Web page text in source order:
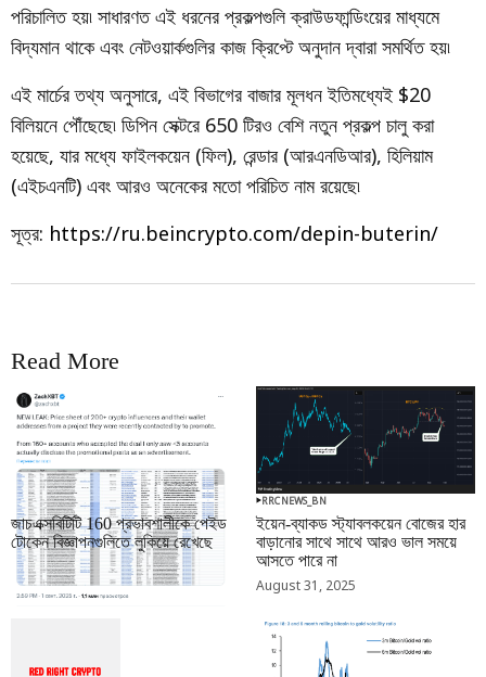
পরিচালিত হয়৷ সাধারণত এই ধরনের প্রকল্পগুলি ক্রাউডফান্ডিংয়ের মাধ্যমে
বিদ্যমান থাকে এবং নেটওয়ার্কগুলির কাজ ক্রিপ্টে অনুদান দ্বারা সমর্থিত হয়৷
এই মার্চের তথ্য অনুসারে, এই বিভাগের বাজার মূলধন ইতিমধ্যেই $20
বিলিয়নে পৌঁছেছে৷ ডিপিন সেক্টরে 650 টিরও বেশি নতুন প্রকল্প চালু করা
হয়েছে, যার মধ্যে ফাইলকয়েন (ফিল), রেন্ডার (আরএনডিআর), হিলিয়াম
(এইচএনটি) এবং আরও অনেকের মতো পরিচিত নাম রয়েছে৷
সূত্র: https://ru.beincrypto.com/depin-buterin/
Read More
RRCNEWS_BN
জাচএক্সবিটিটি 160 প্রভাবশালীকে পেইড
টোকেন বিজ্ঞাপনগুলিতে লুকিয়ে রেখেছে
September 01, 2025
RRCNEWS_BN
ইয়েন-ব্যাকড স্ট্যাবলকয়েন বোজের হার
বাড়ানোর সাথে সাথে আরও ভাল সময়ে
আসতে পারে না
August 31, 2025